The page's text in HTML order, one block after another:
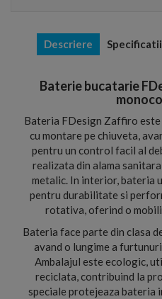
Descriere Specificatii
Baterie bucatarie
Bateria FDesign Zaffiro este
cu montare pe chiuveta,
pentru un control facil al
realizata din alama
metalic. In interior, bateria
pentru durabilitate si
rotativa, oferind o
Bateria face parte din clasa
avand o lungime a
Ambalajul este ecologic,
reciclata, contribuind la
speciale protejeaza